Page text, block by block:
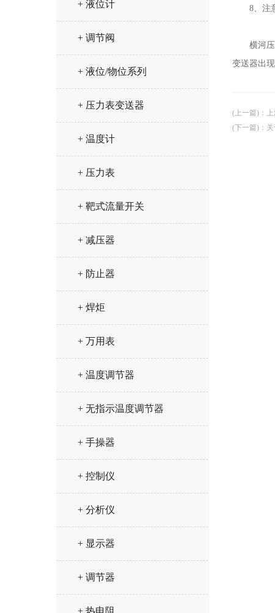
+ 液位计
+ 调节阀
+ 液位/物位系列
+ 压力表变送器
+ 温度计
+ 压力表
+ 靶式流量开关
+ 减压器
+ 防止器
+ 焊炬
+ 万用表
+ 温度调节器
+ 无指示温度调节器
+ 手操器
+ 控制仪
+ 分析仪
+ 显示器
+ 调节器
+ 热电阻
8、注意
横河压力
变送器出现
(上一篇) ：
(下一篇) ：